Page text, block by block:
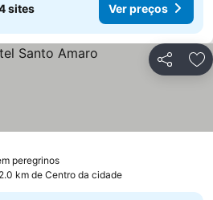
sites Ver preços
Partilhar
peregrinosVer preços
km de Centro da cidade